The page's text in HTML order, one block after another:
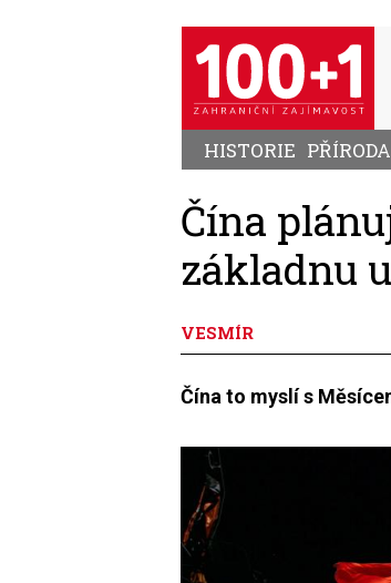
HISTORIE PŘÍRODA
Čína
základnu
VESMÍR
Čína to myslí s